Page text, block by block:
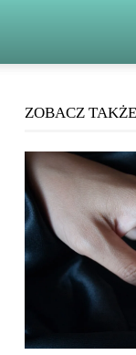
ZOBACZ